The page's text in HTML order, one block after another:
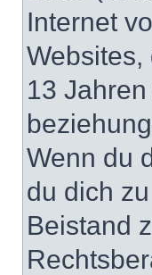
Internet
13
Wenn du
du dich
Beistand